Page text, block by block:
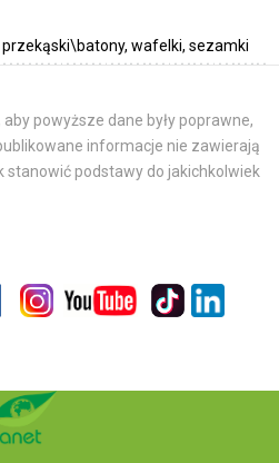
i przekąski\batony, wafelki, sezamki
powyższe dane były poprawne,
informacje nie zawierają
stanowić podstawy do jakichkolwiek